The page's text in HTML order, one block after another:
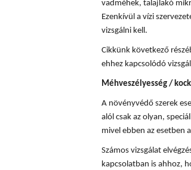
vadméhek, talajlakó
Ezenkívül a vízi
vizsgálni kell.
Cikkünk következő
ehhez kapcsolódó
Méhveszélyesség /
A növényvédő szerek
alól csak az olyan,
mivel ebben az esetben
Számos vizsgálat
kapcsolatban is ahhoz,